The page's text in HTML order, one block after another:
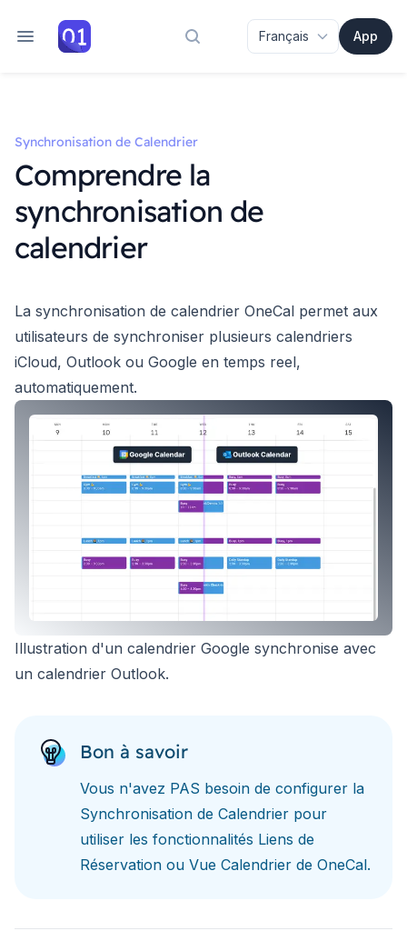
Rechercher dans la
App
Synchronisation de Calendrier
Comprendre la
synchronisation de
calendrier
La synchronisation de calendrier OneCal permet aux
utilisateurs de synchroniser plusieurs calendriers
iCloud, Outlook ou Google en temps reel,
automatiquement.
Illustration d'un calendrier Google synchronise avec
un calendrier Outlook.
Bon à savoir
Vous n'avez PAS besoin de configurer la
Synchronisation de Calendrier pour
utiliser les fonctionnalités Liens de
Réservation ou Vue Calendrier de OneCal.